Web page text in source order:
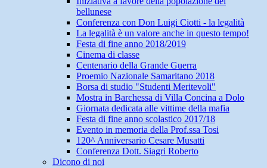
bellunese
Conferenza con Don Luigi Ciotti - la legalità
La legalità è un valore anche in questo tempo!
Festa di fine anno 2018/2019
Cinema di classe
Centenario della Grande Guerra
Proemio Nazionale Samaritano 2018
Borsa di studio "Studenti Meritevoli"
Mostra in Barchessa di Villa Concina a Dolo
Giornata dedicata alle vittime della mafia
Festa di fine anno scolastico 2017/18
Evento in memoria della Prof.ssa Tosi
120^ Anniversario Cesare Musatti
Conferenza Dott. Siagri Roberto
Dicono di noi